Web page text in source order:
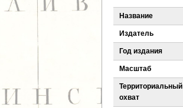
В
ы
д
е
Название
Издатель
Год издания
Масштаб
Территориальный
охват